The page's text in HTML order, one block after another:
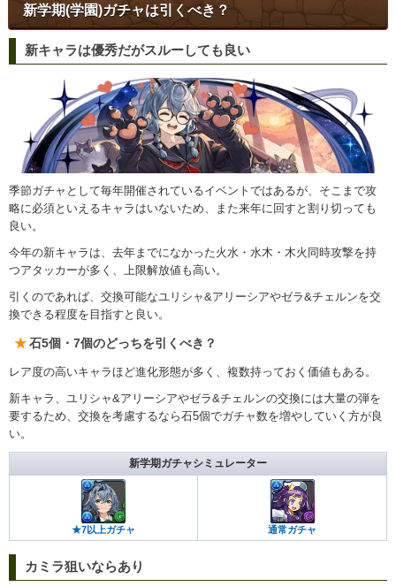
新学期(学園)ガチャは引くべき？
新キャラは優秀だがスルーしても良い
季節ガチャとして毎年開催されているイベントではあるが、そこまで攻
略に必須といえるキャラはいないため、また来年に回すと割り切っても
良い。
今年の新キャラは、去年までになかった火水・水木・木火同時攻撃を持
つアタッカーが多く、上限解放値も高い。
引くのであれば、交換可能なユリシャ&アリーシアやゼラ&チェルンを交
換できる程度を目指すと良い。
石5個・7個のどっちを引くべき？
レア度の高いキャラほど進化形態が多く、複数持っておく価値もある。
新キャラ、ユリシャ&アリーシアやゼラ&チェルンの交換には大量の弾を
要するため、交換を考慮するなら石5個でガチャ数を増やしていく方が良
い。
新学期ガチャシミュレーター
★7以上ガチャ 通常ガチャ
カミラ狙いならあり